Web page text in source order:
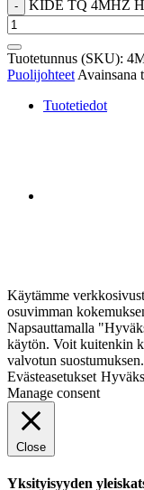
- KIDE TQ 4MHZ
Tuotetunnus (SKU):
Puolijohteet Avainsana
Tuotetiedot
Käytämme
osuvimman
Napsauttamalla
käytön. Voit kuitenkin
valvotun suostumuksen.
Evästeasetukset
Manage consent
Close
Yksityisyyden